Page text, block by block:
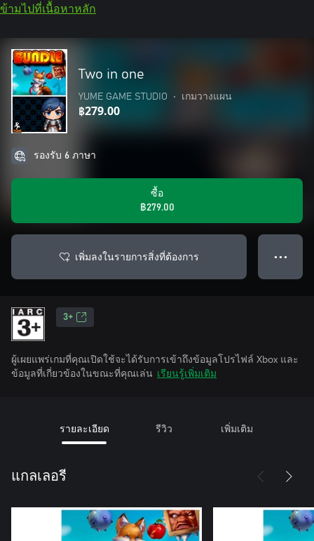
ข้ามไปที่เนื้อหาหลัก
Two in one
YUME GAME STUDIO • เกมวางแผน
฿279.00
รองรับ 6 ภาษา
ซื้อ
฿279.00
เพิ่มลงในรายการสิ่งที่ต้องการ ● ● ●
3+
ผู้เผยแพร่เกมที่คุณเปิดใช้จะได้รับการเข้าถึงข้อมูลโปรไฟล์ Xbox และ
ข้อมูลที่เกี่ยวข้องในขณะที่คุณเล่น เรียนรู้เพิ่มเติม
รายละเอียด รีวิว เพิ่มเติม
แกลเลอรี